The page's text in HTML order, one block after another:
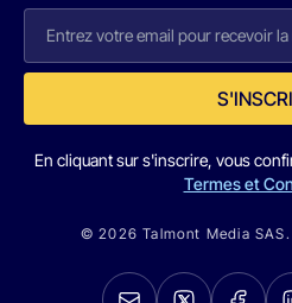
En cliquant sur s'inscrire, vous
Termes et
© 2026 Talmont Media